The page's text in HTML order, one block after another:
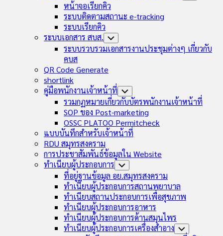
หน้าจอเรียกคิว
ระบบติดตามสถานะ e-tracking
ระบบเรียกคิว
ระบบเอกสาร สบส. Toggle
Child
Menu
ระบบรวบรวมเอกสารงานประชุมต่างๆ เกี่ยวกับ
คบส
QR Code Generate
shortlink
คู่มือพนักงานเจ้าหน้าที่ Toggle
Child
Menu
รวมกฏหมายเกี่ยวกับบัตรพนักงานเจ้าหน้าที่
SOP ของ Post-marketing
OSSC PLATOO Permitcheck
แบบบันทึกสำหรับเจ้าหน้าที่
RDU สมุทรสงคราม
การประชาสัมพันธ์ข้อมูลใน Website
ทำเนียบผู้ประกอบการ Toggle
Child
Menu
ที่อยู่ฐานข้อมูล อย.สมุทรสงคราม
ทำเนียบผู้ประกอบการสถานพยาบาล
ทำเนียบสถานประกอบการเพื่อสุขภาพ
ทำเนียบผู้ประกอบการอาหาร
ทำเนียบผู้ประกอบการด้านสมุนไพร
ทำเนียบผู้ประกอบการเครื่องสำอาง Toggle